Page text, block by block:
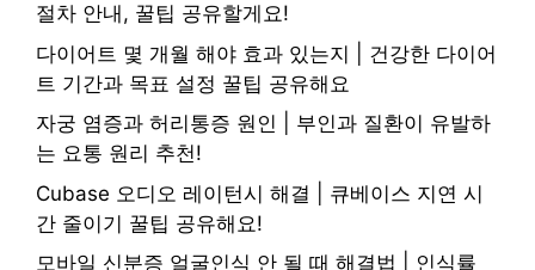
절차 안내, 꿀팁 공유할게요!
다이어트 몇 개월 해야 효과 있는지 | 건강한 다이어
트 기간과 목표 설정 꿀팁 공유해요
자궁 염증과 허리통증 원인 | 부인과 질환이 유발하
는 요통 원리 추천!
Cubase 오디오 레이턴시 해결 | 큐베이스 지연 시
간 줄이기 꿀팁 공유해요!
모바일 신분증 얼굴인식 안 될 때 해결법 | 인식률